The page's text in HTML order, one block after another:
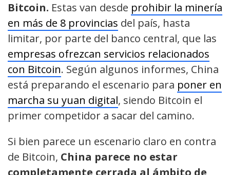
Bitcoin. Estas van desde prohibir la minería
en más de 8 provincias del país, hasta
limitar, por parte del banco central, que las
empresas ofrezcan servicios relacionados
con Bitcoin. Según algunos informes, China
está preparando el escenario para poner en
marcha su yuan digital, siendo Bitcoin el
primer competidor a sacar del camino.
Si bien parece un escenario claro en contra
de Bitcoin, China parece no estar
completamente cerrada al ámbito de